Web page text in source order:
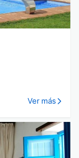
Ver más